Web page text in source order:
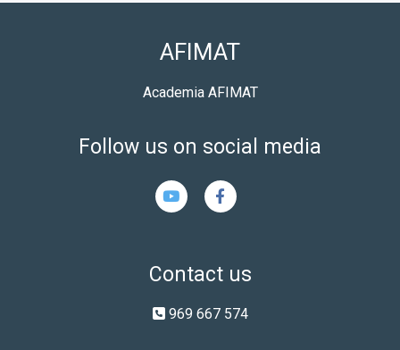
AFIMAT
Academia AFIMAT
Follow us on social media
Contact us
969 667 574